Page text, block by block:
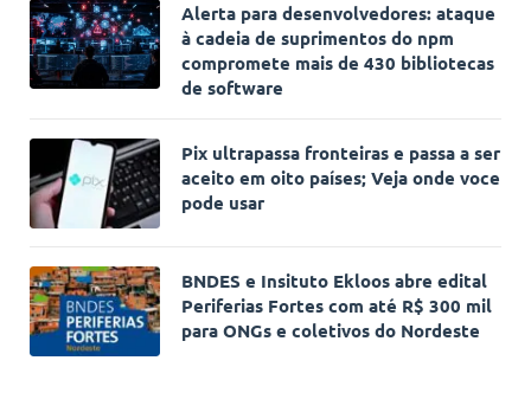
Alerta para desenvolvedores: ataque
à cadeia de suprimentos do npm
compromete mais de 430 bibliotecas
de software
Pix ultrapassa fronteiras e passa a ser
aceito em oito países; Veja onde voce
pode usar
BNDES e Insituto Ekloos abre edital
Periferias Fortes com até R$ 300 mil
para ONGs e coletivos do Nordeste